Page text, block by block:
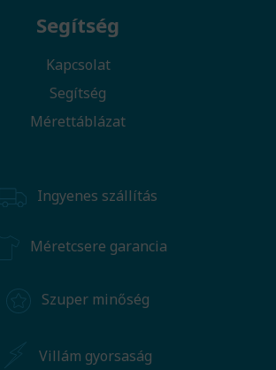
Segítség
Kapcsolat
Segítség
Mérettáblázat
Ingyenes szállítás
Méretcsere garancia
Szuper minőség
Villám gyorsaság